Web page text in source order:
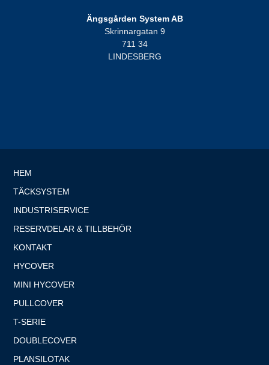
Ängsgården System AB
Skrinnargatan 9
711 34
LINDESBERG
HEM
TÄCKSYSTEM
INDUSTRISERVICE
RESERVDELAR & TILLBEHÖR
KONTAKT
HYCOVER
MINI HYCOVER
PULLCOVER
T-SERIE
DOUBLECOVER
PLANSILOTAK